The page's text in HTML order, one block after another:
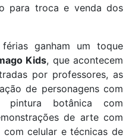
para troca e venda dos
ganham um toque
Kids, que acontecem
por professores, as
de personagens com
pintura botânica com
de arte com
celular e técnicas de